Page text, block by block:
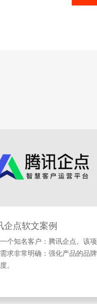
企点软文案例
个知名客户：腾讯企点。该项
求非常明确：强化产品的品牌
。